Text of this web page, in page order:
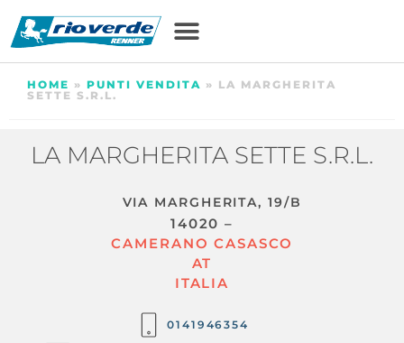
HOME » PUNTI VENDITA » LA MARGHERITA
SETTE S.R.L.
LA MARGHERITA SETTE S.R.L.
VIA MARGHERITA, 19/B
14020 –
CAMERANO CASASCO
AT
ITALIA
0141946354